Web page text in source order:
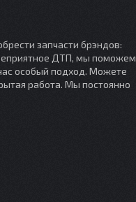
запчасти брэндов:
неприятное ДТП, мы поможем
особый подход. Можете
работа. Мы постоянно